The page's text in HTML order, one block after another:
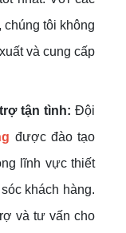
tôi không
và cung cấp
tận tình: Đội
được đào tạo
lĩnh vực thiết
khách hàng.
và tư vấn cho